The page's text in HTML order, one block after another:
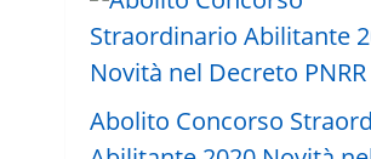
Abolito Concorso